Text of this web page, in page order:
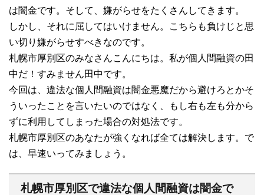
は闇金です。そして、嫌がらせをたくさんしてきます。
しかし、それに屈してはいけません。こちらも負けじと思
い切り嫌がらせすべきなのです。
札幌市厚別区のみなさんこんにちは。私が個人間融資の田
中だ！すみません田中です。
今回は、違法な個人間融資は闇金悪魔だから避けろとかそ
ういったことを言いたいのではなく、もし右も左も分から
ずに利用してしまった場合の対処法です。
札幌市厚別区のあなたが強くなれば全ては解決します。で
は、早速いってみましょう。
札幌市厚別区で違法な個人間融資は闇金で